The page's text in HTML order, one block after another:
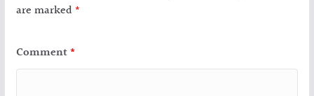
are marked *
Comment *